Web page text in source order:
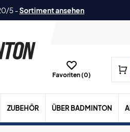
5 -Sortiment ansehen
Favoriten (0)
ZUBEHÖR ÜBER BADMINTON